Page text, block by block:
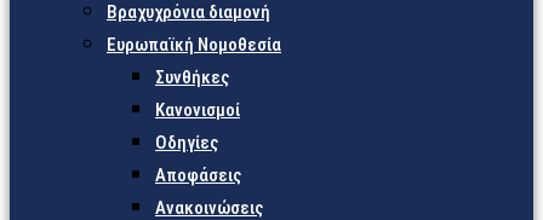
Βραχυχρόνια διαμονή
Ευρωπαϊκή Νομοθεσία
Συνθήκες
Κανονισμοί
Οδηγίες
Αποφάσεις
Ανακοινώσεις